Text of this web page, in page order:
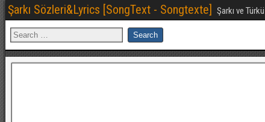
Şarkı Sözleri&Lyrics [SongText - Songtexte] Şarkı ve